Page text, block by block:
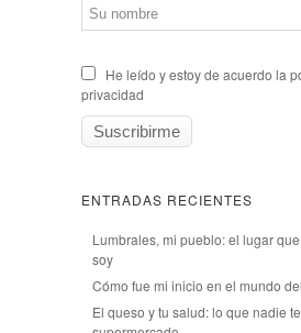
He leído y estoy de acuerdo la
privacidad
ENTRADAS RECIENTES
Lumbrales, mi pueblo: el lugar
soy
Cómo fue mi inicio en el mundo
El queso y tu salud: lo que nadie